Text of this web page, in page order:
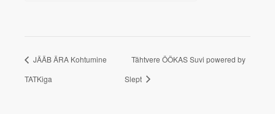
JÄÄB ÄRA Kohtumine
TATKiga
Tähtvere ÖÖKAS Suvi powered by
Slept